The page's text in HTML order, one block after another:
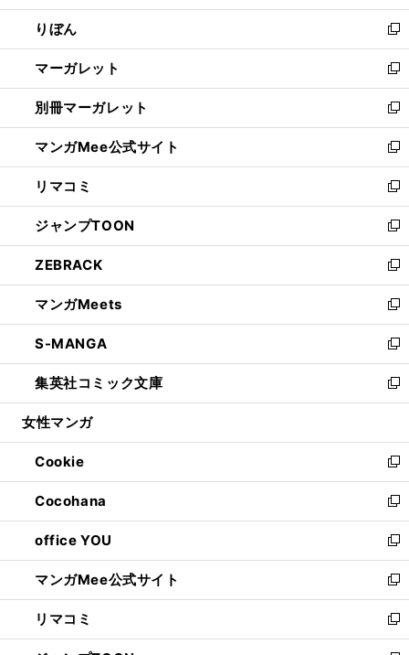
開
く
ウ
で
開
く
ン
ド
ウ
で
開
く
ウ
ィ
ン
ド
ウ
で
開
く
りぼん
新
し
い
ウ
ィ
ン
ド
ウ
で
開
く
マーガレット
新
し
い
ウ
ィ
ン
ド
ウ
で
開
く
別冊マーガレット
新
し
い
ウ
ィ
ン
ド
ウ
で
開
く
マンガMee公式サイト
新
し
い
ウ
ィ
ン
ド
ウ
で
開
く
リマコミ
新
し
い
ウ
ィ
ン
ド
ウ
で
開
く
ジャンプTOON
新
し
い
ウ
ィ
ン
ド
ウ
で
開
ZEBRACK
新
し
い
ウ
ィ
ン
ド
ウ
開
く
マンガMeets
新
し
い
ウ
ィ
ン
ウ
で
開
く
S-MANGA
新
し
い
ウ
ン
ド
ウ
で
開
く
集英社コミック文庫
新
し
ウ
ィ
ン
ド
ウ
で
開
く
女性マンガ
Cookie
新
し
い
ウ
ィ
ン
ド
ウ
で
開
Cocohana
新
し
い
ウ
ィ
ン
ド
ウ
office YOU
新
し
い
ウ
ィ
ン
マンガMee公式サイト
新
し
い
ウ
リマコミ
新
し